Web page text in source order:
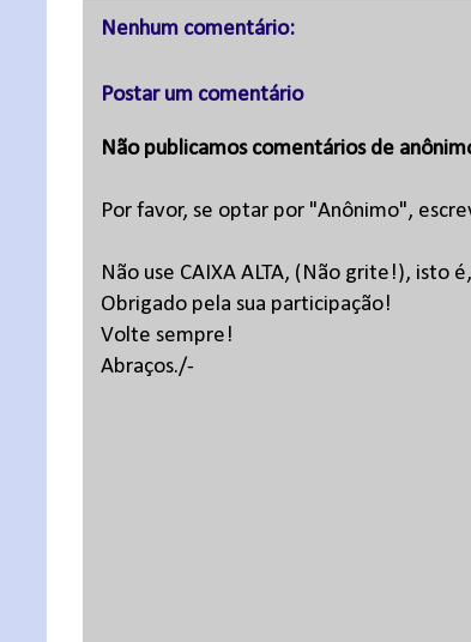
Nenhum comentário:
Postar um comentário
Não publicamos comentários de
Por favor, se optar por "Anônimo",
Não use CAIXA ALTA, (Não grite!), isto
Obrigado pela sua participação!
Volte sempre!
Abraços./-